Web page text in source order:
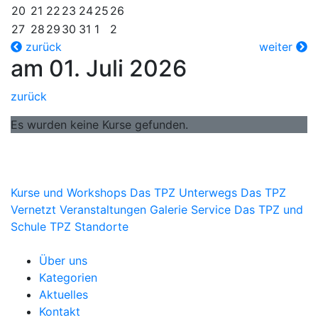
20 21 22 23 2425 26
27 28 29 30 31 1
2
zurück
weiter
am 01. Juli 2026
zurück
Es wurden keine Kurse gefunden.
Kurse und Workshops Das TPZ Unterwegs Das TPZ
Vernetzt Veranstaltungen Galerie Service Das TPZ und
Schule TPZ Standorte
Über uns
Kategorien
Aktuelles
Kontakt